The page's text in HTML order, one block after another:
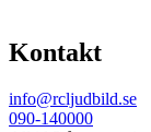
Kontakt
info@rcljudbild.se
090-140000